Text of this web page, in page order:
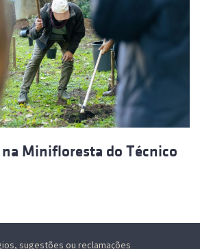
Minifloresta do Técnico
sugestões ou reclamações